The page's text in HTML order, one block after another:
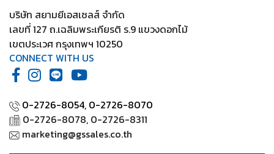
บริษัท สยามยีเอสเซลส์ จำกัด
เลขที่ 127 ถ.เฉลิมพระเกียรติ ร.9 แขวงดอกไม้
เขตประเวศ กรุงเทพฯ 10250
CONNECT WITH US
0-2726-8054, 0-2726-8070
0-2726-8078, 0-2726-8311
marketing@gssales.co.th